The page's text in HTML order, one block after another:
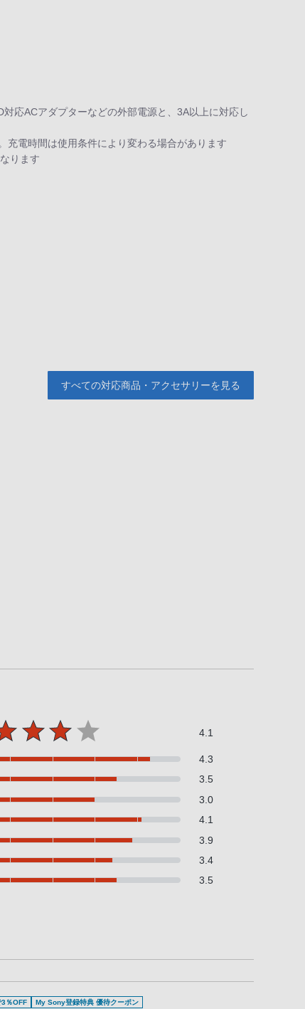
応ACアダプターなどの外部電源と、3A以上に対応し
充電時間は使用条件により変わる場合があります
ります
すべての対応商品・アクセサリーを見る
4.1
4.3
3.5
3.0
4.1
3.9
3.4
3.5
3％OFF My Sony登録特典 優待クーポン